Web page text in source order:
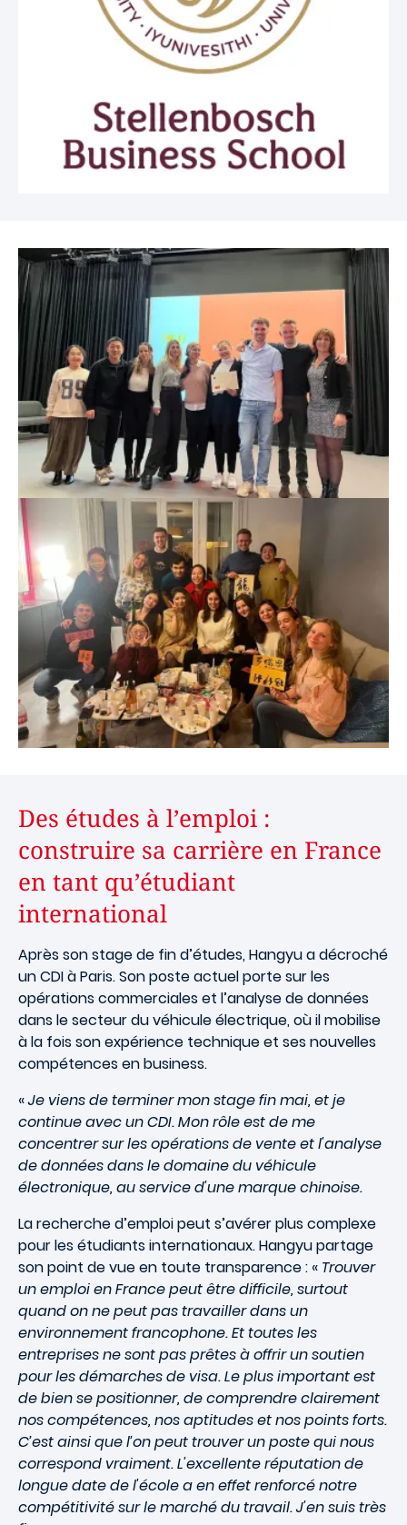
Des études à l’emploi :
construire sa carrière en France
en tant qu’étudiant
international
Après son stage de fin d’études, Hangyu a décroché
un CDI à Paris. Son poste actuel porte sur les
opérations commerciales et l’analyse de données
dans le secteur du véhicule électrique, où il mobilise
à la fois son expérience technique et ses nouvelles
compétences en business.
«Je viens de terminer mon stage fin mai, et je
continue avec un CDI. Mon rôle est de me
concentrer sur les opérations de vente et l'analyse
de données dans le domaine du véhicule
électronique, au service d'une marque chinoise.
La recherche d’emploi peut s’avérer plus complexe
pour les étudiants internationaux. Hangyu partage
son point de vue en toute transparence : « Trouver
un emploi en France peut être difficile, surtout
quand on ne peut pas travailler dans un
environnement francophone. Et toutes les
entreprises ne sont pas prêtes à offrir un soutien
pour les démarches de visa. Le plus important est
de bien se positionner, de comprendre clairement
nos compétences, nos aptitudes et nos points forts.
C’est ainsi que l’on peut trouver un poste qui nous
correspond vraiment. L'excellente réputation de
longue date de l'école a en effet renforcé notre
compétitivité sur le marché du travail. J'en suis très